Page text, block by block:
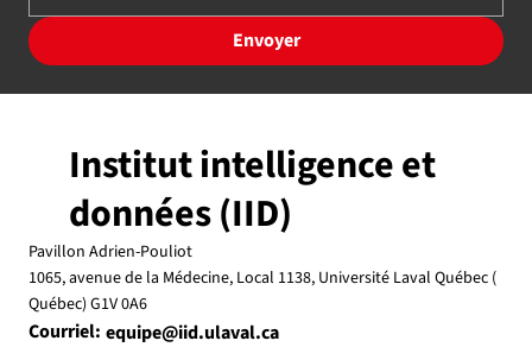
Envoyer
Institut intelligence et
données (IID)
Pavillon Adrien-Pouliot
1065, avenue de la Médecine, Local 1138, Université Laval Québec (
Québec) G1V 0A6
Courriel: equipe@iid.ulaval.ca